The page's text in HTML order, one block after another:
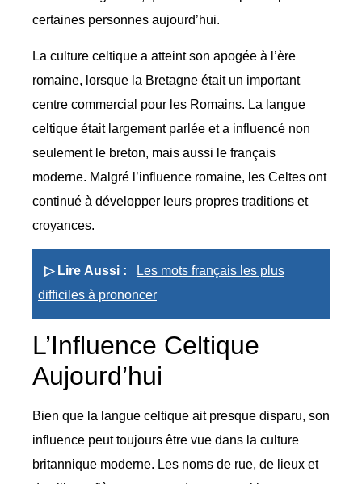
certaines personnes aujourd’hui.
La culture celtique a atteint son apogée à l’ère
romaine, lorsque la Bretagne était un important
centre commercial pour les Romains. La langue
celtique était largement parlée et a influencé non
seulement le breton, mais aussi le français
moderne. Malgré l’influence romaine, les Celtes ont
continué à développer leurs propres traditions et
croyances.
▷ Lire Aussi :
Les mots français les plus
difficiles à prononcer
L’Influence Celtique
Aujourd’hui
Bien que la langue celtique ait presque disparu, son
influence peut toujours être vue dans la culture
britannique moderne. Les noms de rue, de lieux et